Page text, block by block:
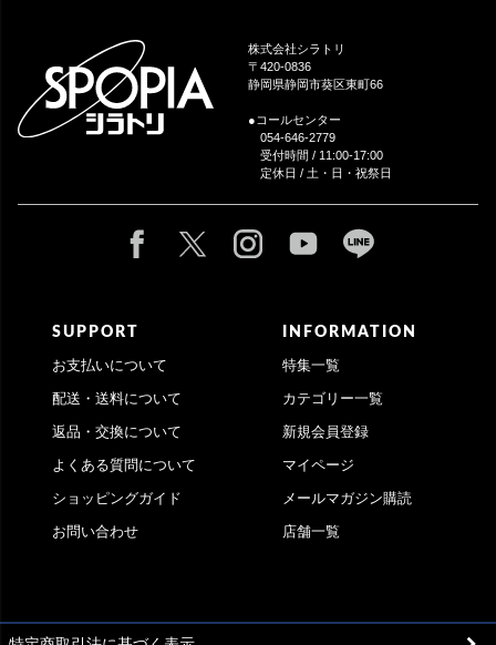
株式会社シラトリ
〒420-0836
静岡県静岡市葵区東町66
●コールセンター
054-646-2779
受付時間 / 11:00-17:00
定休日 / 土・日・祝祭日
SUPPORT
お支払いについて
配送・送料について
返品・交換について
よくある質問について
ショッピングガイド
お問い合わせ
INFORMATION
特集一覧
カテゴリー一覧
新規会員登録
マイページ
メールマガジン購読
店舗一覧